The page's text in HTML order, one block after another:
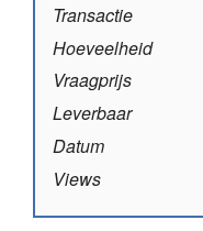
Transactie
Hoeveelheid
Vraagprijs
Leverbaar
Datum
Views